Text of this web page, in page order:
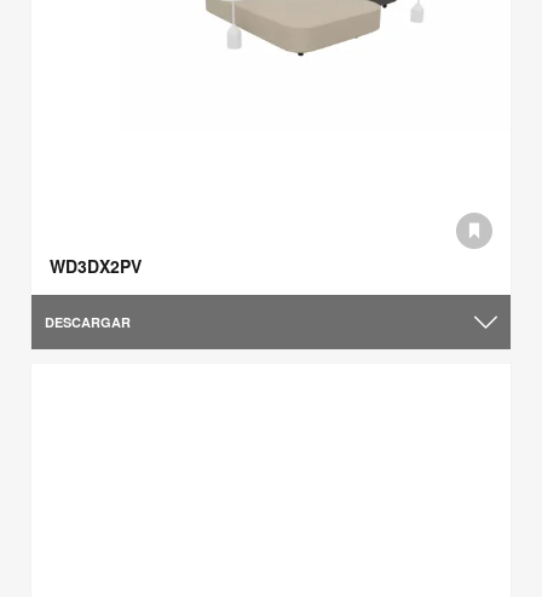
WD3DX2PV
DESCARGAR